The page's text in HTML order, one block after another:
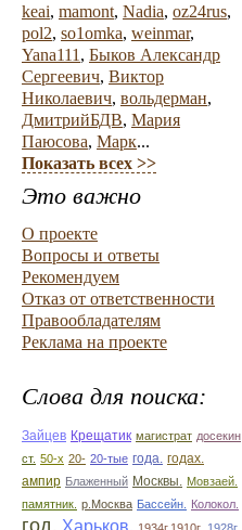
keai, mamont, Nadia, oz24rus,
pol2, so1omka, weinmar,
Yana111 , Быков Александр
Сергеевич, Виктор
Николаевич, вольдерман,
ДмитрийБДВ, Мария
Паюсова, Марк...
Показать всех >>
Это важно
О проекте
Вопросы и ответы
Рекомендуем
Отказ от ответственности
Правообладателям
Реклама на проекте
Слова для поиска:
Зайцев Крещатик магистрат досекин
ст. 50-х 20- 20-тые года. годах.
ампир Блаженный Москвы.
Мовзаей.
памятник. р.Москва Бассейн. Колокол.
год. Харьков.